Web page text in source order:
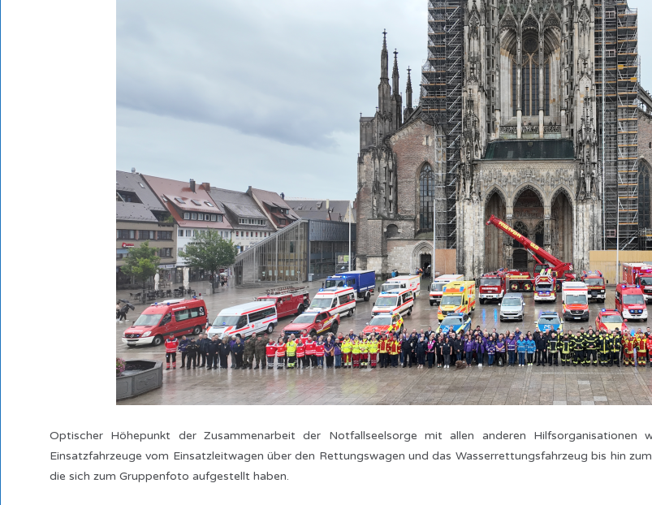
Optischer Höhepunkt der Zusammenarbeit der Notfallseelsorge mit allen anderen
Einsatzfahrzeuge vom Einsatzleitwagen über den Rettungswagen und das Wasserrettungsfahrzeug bis hin
die sich zum Gruppenfoto aufgestellt haben.